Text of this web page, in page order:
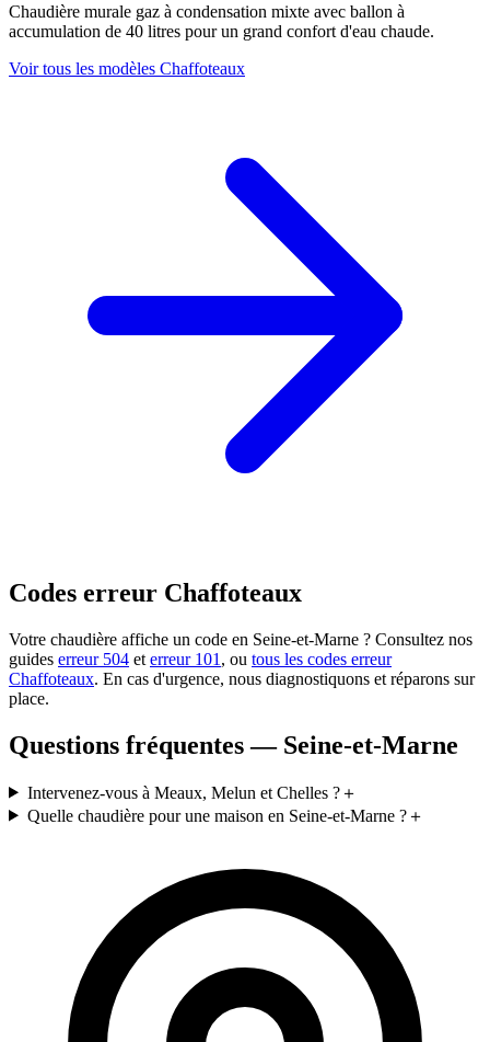
Chaudière murale gaz à condensation mixte avec ballon à
accumulation de 40 litres pour un grand confort d'eau chaude.
Voir tous les modèles Chaffoteaux
Codes erreur Chaffoteaux
Votre chaudière affiche un code en Seine-et-Marne ? Consultez nos
guides erreur 504 et erreur 101 , ou tous les codes erreur
Chaffoteaux. En cas d'urgence, nous diagnostiquons et réparons sur
place.
Questions fréquentes — Seine-et-Marne
Intervenez-vous à Meaux, Melun et Chelles ?＋
Quelle chaudière pour une maison en Seine-et-Marne ?＋